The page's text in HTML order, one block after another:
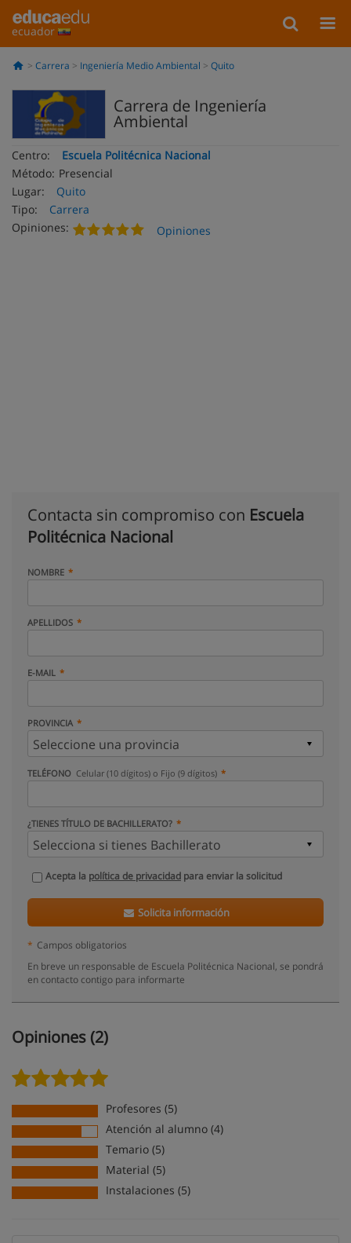
ecuador
Carrera Ingeniería Medio Ambiental Quito
Carrera de Ingeniería
Ambiental
Centro:
Escuela Politécnica Nacional
Método: Presencial
Lugar:
Quito
Tipo:
Carrera
Opiniones:
Opiniones
Contacta sin compromiso con Escuela
Politécnica Nacional
NOMBRE
APELLIDOS
E-MAIL
PROVINCIA
TELÉFONO Celular (10 dígitos) o Fijo (9 dígitos)
¿TIENES TÍTULO DE BACHILLERATO?
Acepta la política de privacidad para enviar la solicitud
Solicita información
* Campos obligatorios
En breve un responsable de Escuela Politécnica Nacional, se pondrá
en contacto contigo para informarte
Opiniones (2)
Profesores (5)
Atención al alumno (4)
Temario (5)
Material (5)
Instalaciones (5)